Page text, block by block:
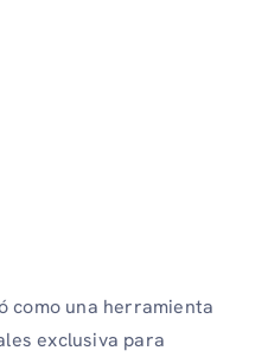
como una herramienta
exclusiva para